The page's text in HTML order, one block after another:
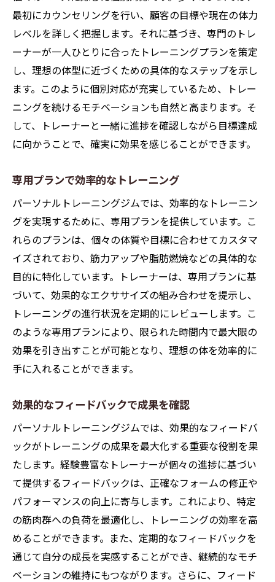
進捗に合わせたプランの調整
多様なトレーニングメニューの提供
定期的な評価でモチベーションアップ
栄養指導を含むトータルサポート
パーソナルトレーニングジムでのマンツーマン
指導の魅力
個人に最適なトレーニングを提供
トレーナーとの相性の良さが鍵
一対一指導で集中力が高まる
個別のペースで進むトレーニング
トレーナーからのメンタルサポート
経験豊富なトレーナーが提供するパーソナルト
レーニングジムのメリット
専門知識を活かした指導
柔軟なトレーニングプランの提案
リスク管理に配慮したトレーニング
目標達成に向けた戦略的アプローチ
長期的な健康維持を目指すサポート
パーソナルトレーニングジムでの筋力アップと
脂肪燃焼の方法
筋力トレーニングの基本を理解
正しいフォームで効果的に鍛える
有酸素運動で脂肪を効率的に燃焼
セットとレップの重要性
栄養バランスを考慮した食事法
休息とリカバリーの重要性
最初にカウンセリングを行い、顧客の目標や現在の体力
レベルを詳しく把握します。それに基づき、専門のトレ
ーナーが一人ひとりに合ったトレーニングプランを策定
し、理想の体型に近づくための具体的なステップを示し
ます。このように個別対応が充実しているため、トレー
ニングを続けるモチベーションも自然と高まります。そ
して、トレーナーと一緒に進捗を確認しながら目標達成
に向かうことで、確実に効果を感じることができます。
専用プランで効率的なトレーニング
パーソナルトレーニングジムでは、効率的なトレーニン
グを実現するために、専用プランを提供しています。こ
れらのプランは、個々の体質や目標に合わせてカスタマ
イズされており、筋力アップや脂肪燃焼などの具体的な
目的に特化しています。トレーナーは、専用プランに基
づいて、効果的なエクササイズの組み合わせを提示し、
トレーニングの進行状況を定期的にレビューします。こ
のような専用プランにより、限られた時間内で最大限の
効果を引き出すことが可能となり、理想の体を効率的に
手に入れることができます。
効果的なフィードバックで成果を確認
パーソナルトレーニングジムでは、効果的なフィードバ
ックがトレーニングの成果を最大化する重要な役割を果
たします。経験豊富なトレーナーが個々の進捗に基づい
て提供するフィードバックは、正確なフォームの修正や
パフォーマンスの向上に寄与します。これにより、特定
の筋肉群への負荷を最適化し、トレーニングの効率を高
めることができます。また、定期的なフィードバックを
通じて自分の成長を実感することができ、継続的なモチ
ベーションの維持にもつながります。さらに、フィード